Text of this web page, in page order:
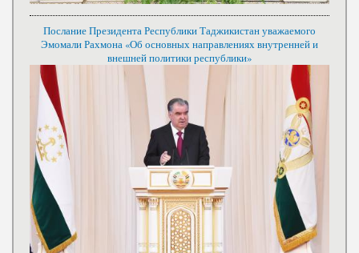
Послание Президента Республики Таджикистан уважаемого
Эмомали Рахмона «Об основных направлениях внутренней и
внешней политики республики»